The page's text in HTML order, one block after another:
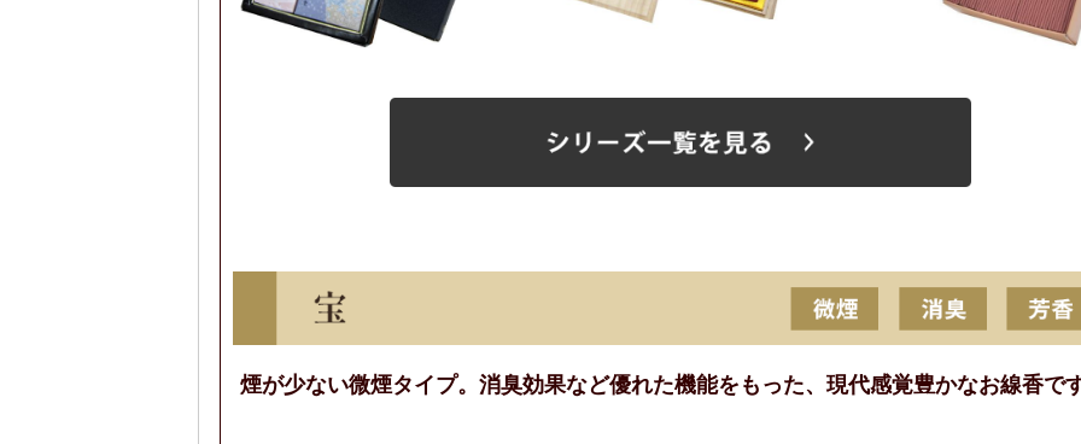
煙が少ない微煙タイプ。消臭効果など優れた機能をもった、現代感覚豊かなお線香で